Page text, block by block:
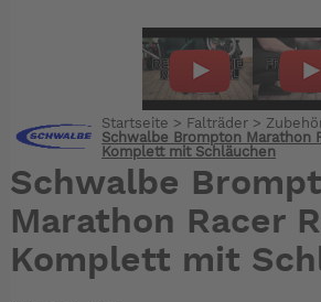
Startseite > Falträder >
Schwalbe Brompton Marathon
Komplett mit Schläuchen
Schwalbe
Marathon Racer
Komplett mit